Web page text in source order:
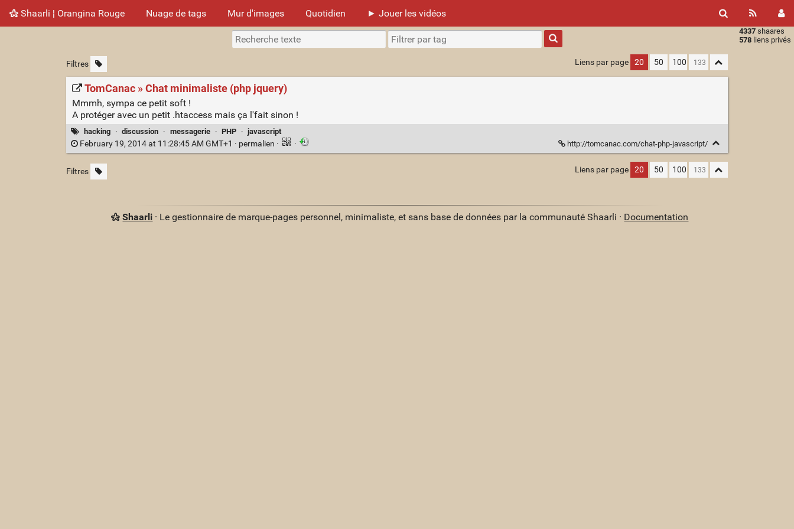
Shaarli ¦ Orangina Rouge Nuage de tags Mur d'images Quotidien ► Jouer les vidéos
4337 shaares
578 liens privés
Type 1 or
more
characters
results.
Filtres Liens par page 20 50 100
TomCanac » Chat minimaliste (php jquery)
Mmmh, sympa ce petit soft !
A protéger avec un petit .htaccess mais ça l'fait sinon !
hacking · discussion · messagerie · PHP · javascript
February 19, 2014 at 11:28:45 AM GMT+1 · permalien · · http://tomcanac.com/chat-php-javascript/
Filtres Liens par page 20 50 100
Shaarli · Le gestionnaire de marque-pages personnel, minimaliste, et sans base de données par la communauté Shaarli · Documentation